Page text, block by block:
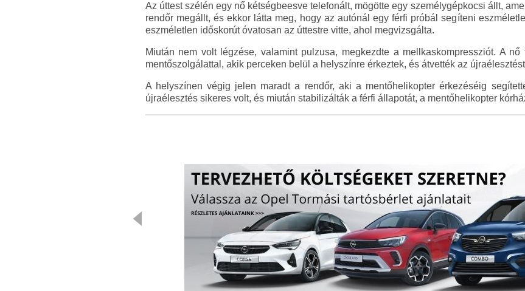
Az úttest szélén egy nő kétségbeesve telefonált, mögötte egy személygépkocsi állt,
rendőr megállt, és ekkor látta meg, hogy az autónál egy férfi próbál segíteni
eszméletlen időskorút óvatosan az úttestre vitte, ahol megvizsgálta.
Miután nem volt légzése, valamint pulzusa, megkezdte a mellkaskompressziót. A
mentőszolgálattal, akik perceken belül a helyszínre érkeztek, és átvették az
A helyszínen végig jelen maradt a rendőr, aki a mentőhelikopter érkezéséig
újraélesztés sikeres volt, és miután stabilizálták a férfi állapotát, a mentőhelikopter